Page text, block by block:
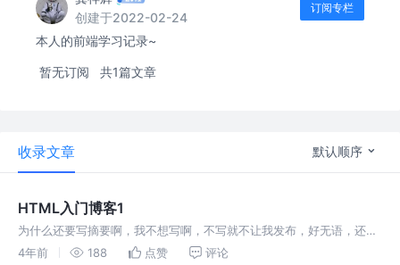
创建于2022-02-24
订阅专栏
本人的前端学习记录~
暂无订阅 共1篇文章
收录文章 默认顺序
HTML入门博客1
为什么还要写摘要啊，我不想写啊，不写就不让我发布，好无语，还差
19个字，应该快了，还差7个字，好了，总算完了
4年前 188 点赞 评论